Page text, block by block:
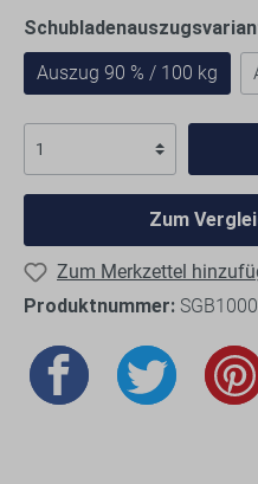
Auszug 90 % / 100 kg
Zum
Zum Merkzettel
Produktnummer: